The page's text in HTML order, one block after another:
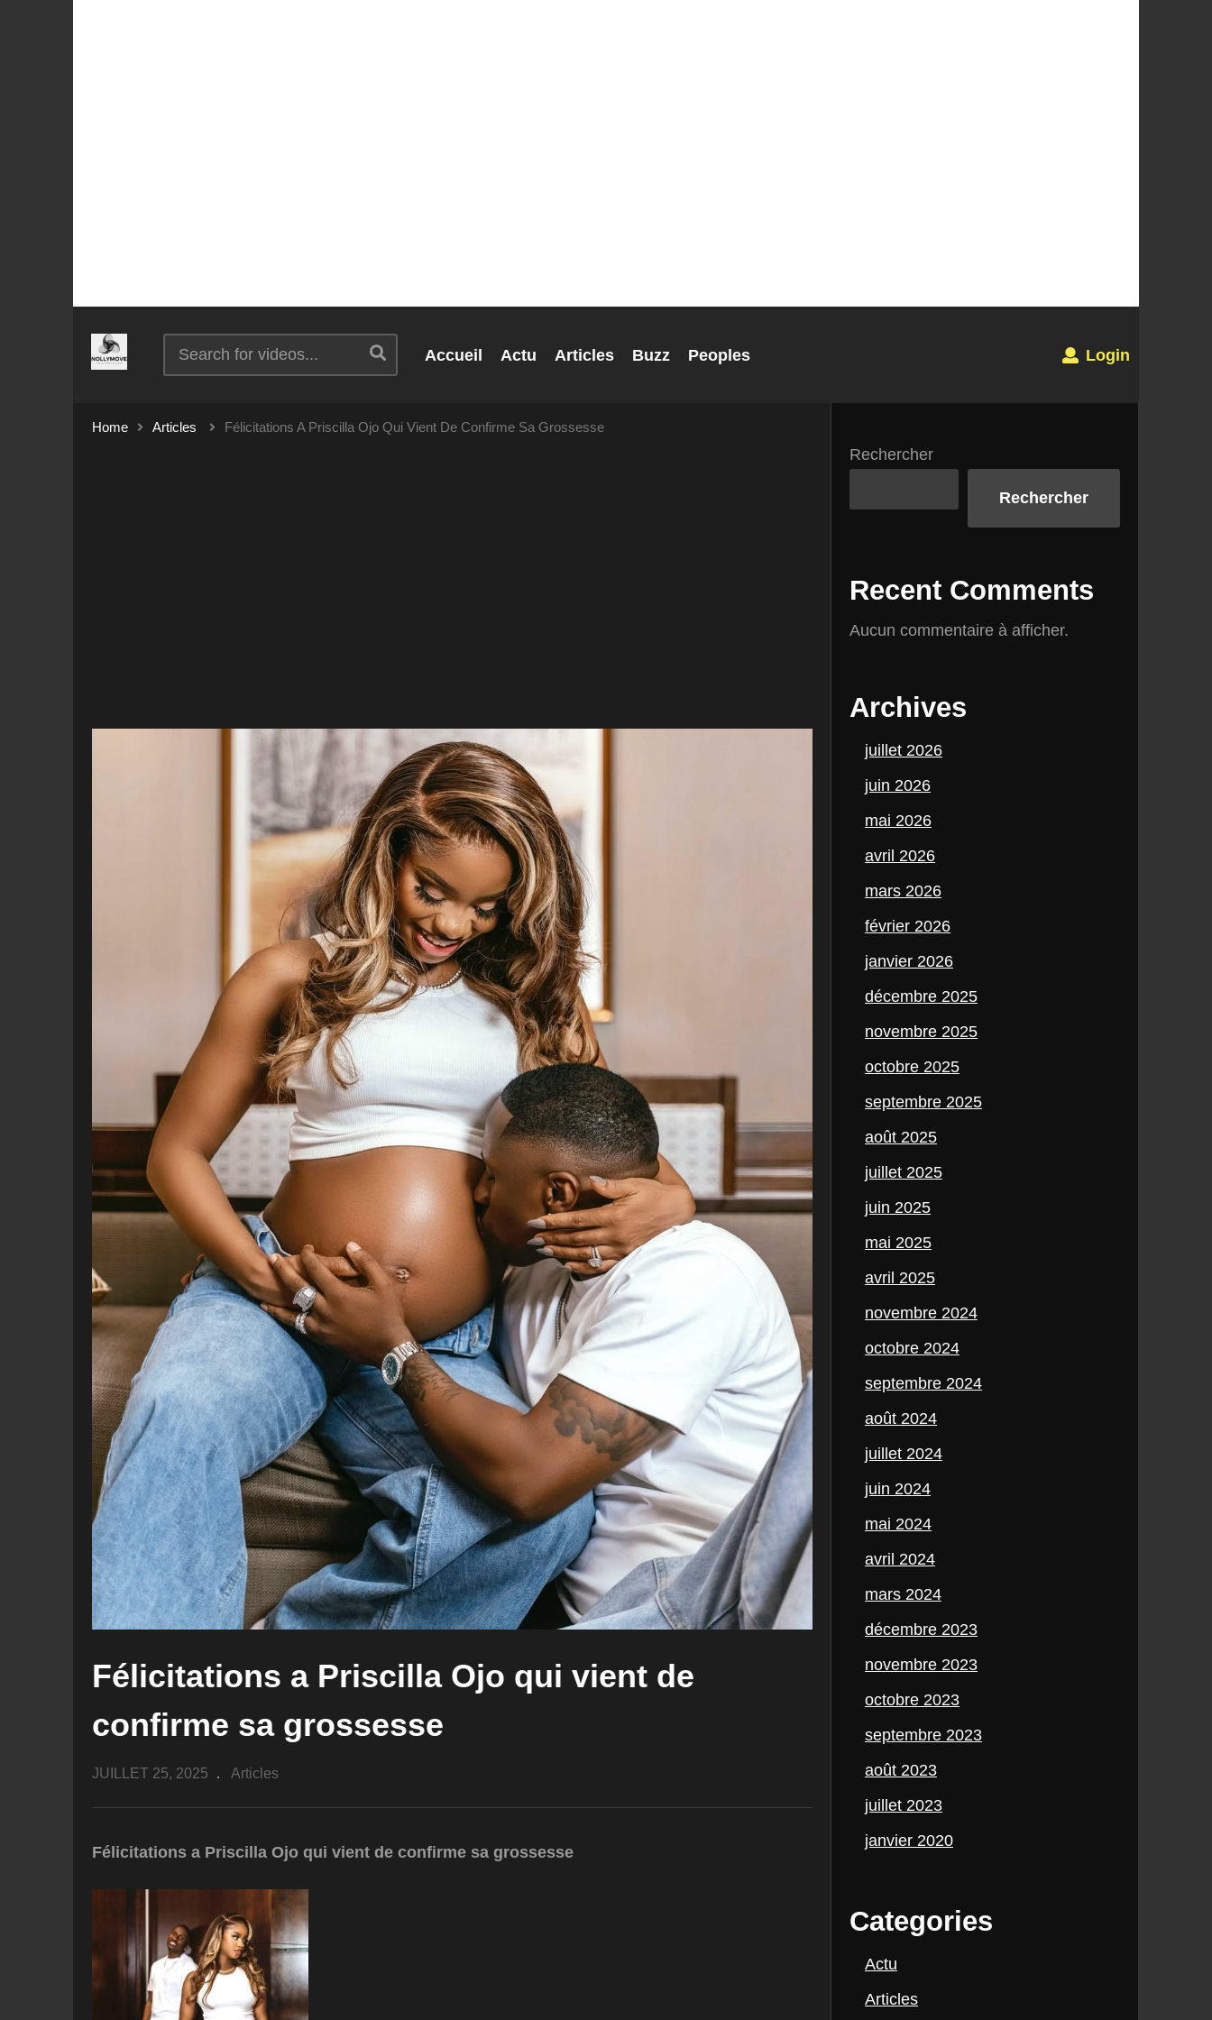
Login
Accueil Actu Articles Buzz Peoples
Home Articles Félicitations A Priscilla Ojo Qui Vient De Confirme Sa Grossesse
Félicitations a Priscilla Ojo qui vient de
confirme sa grossesse
JUILLET 25, 2025 Articles
Félicitations a Priscilla Ojo qui vient de confirme sa grossesse
Rechercher
Rechercher
Recent Comments
Aucun commentaire à afficher.
Archives
juillet 2026
juin 2026
mai 2026
avril 2026
mars 2026
février 2026
janvier 2026
décembre 2025
novembre 2025
octobre 2025
septembre 2025
août 2025
juillet 2025
juin 2025
mai 2025
avril 2025
novembre 2024
octobre 2024
septembre 2024
août 2024
juillet 2024
juin 2024
mai 2024
avril 2024
mars 2024
décembre 2023
novembre 2023
octobre 2023
septembre 2023
août 2023
juillet 2023
janvier 2020
Categories
Actu
Articles